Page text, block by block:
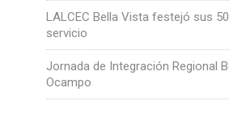
LALCEC Bella Vista festejó sus
servicio
Jornada de Integración Regional
Ocampo